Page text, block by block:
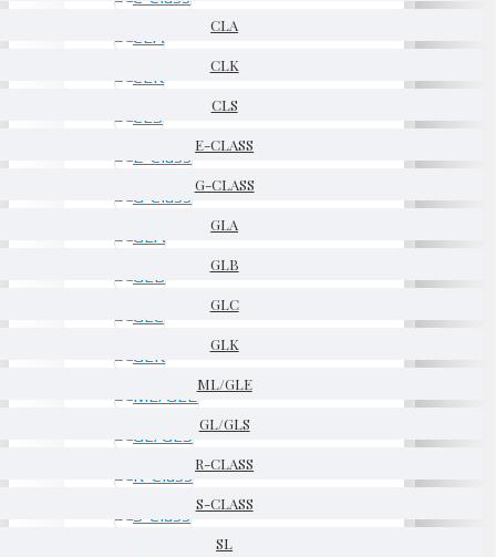
CLA
CLK
CLS
E-CLASS
G-CLASS
GLA
GLB
GLC
GLK
ML/GLE
GL/GLS
R-CLASS
S-CLASS
SL